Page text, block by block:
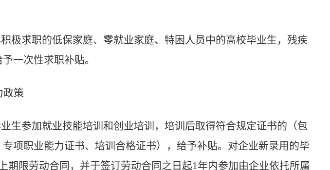
积极求职的低保家庭、 零就业家庭、特困人员中的高校毕业生，残疾
一次性求职补贴。
政策
生参加就业技能培训和创业培训，培训后取得符合规定证书的（包
项职业能力证书、培训合格证书），给予补贴。对企业新录用的毕
期限劳动合同，并于签订劳动合同之日起1年内参加由企业依托所属